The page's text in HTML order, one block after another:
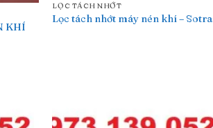
KHÍ
LỌC TÁCH NHỚT
Lọc tách nhớt máy nén khí –